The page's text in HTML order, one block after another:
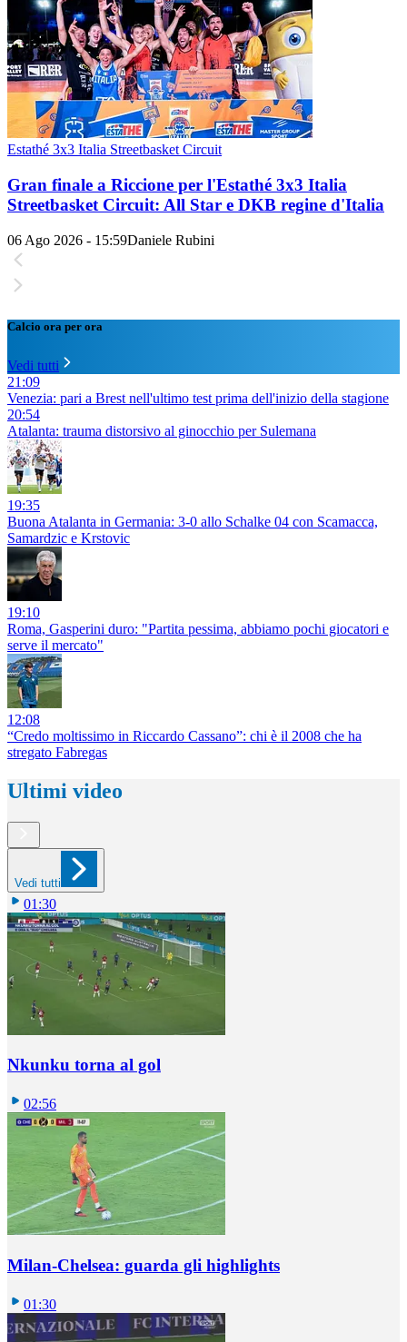
Estathé 3x3 Italia Streetbasket Circuit
Gran finale a Riccione per l'Estathé 3x3 Italia
Streetbasket Circuit: All Star e DKB regine d'Italia
06 Ago 2026 - 15:59Daniele Rubini
Calcio ora per ora
Vedi tutti
21:09
Venezia: pari a Brest nell'ultimo test prima dell'inizio della stagione
20:54
Atalanta: trauma distorsivo al ginocchio per Sulemana
19:35
Buona Atalanta in Germania: 3-0 allo Schalke 04 con Scamacca,
Samardzic e Krstovic
19:10
Roma, Gasperini duro: "Partita pessima, abbiamo pochi giocatori e
serve il mercato"
12:08
“Credo moltissimo in Riccardo Cassano”: chi è il 2008 che ha
stregato Fabregas
Ultimi video
Vedi tutti
01:30
Nkunku torna al gol
02:56
Milan-Chelsea: guarda gli highlights
01:30